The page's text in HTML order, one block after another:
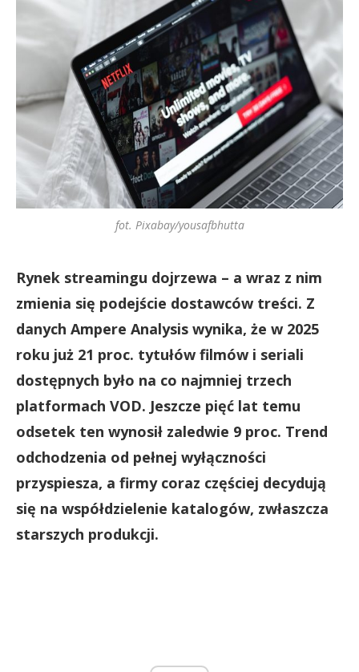
fot. Pixabay/yousafbhutta
Rynek streamingu dojrzewa – a wraz z nim
zmienia się podejście dostawców treści. Z
danych Ampere Analysis wynika, że w 2025
roku już 21 proc. tytułów filmów i seriali
dostępnych było na co najmniej trzech
platformach VOD. Jeszcze pięć lat temu
odsetek ten wynosił zaledwie 9 proc. Trend
odchodzenia od pełnej wyłączności
przyspiesza, a firmy coraz częściej decydują
się na współdzielenie katalogów, zwłaszcza
starszych produkcji.